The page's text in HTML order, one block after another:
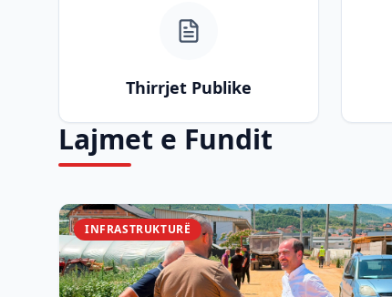
Thirrjet Publike
Lajmet e Fundit
INFRASTRUKTURË